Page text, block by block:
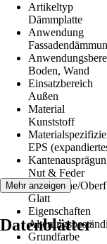
Artikeltyp
Dämmplatte
Anwendung
Boden, Wand
Einsatzbereich
Außen
Material
Kunststoff
EPS
Nut & Feder
Oberfläche/
Glatt
Eigenschaften
Grundfarbe
Mehr anzeigen
Datenblätter